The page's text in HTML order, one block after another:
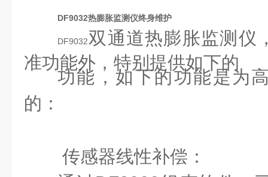
DF9032热膨胀监测仪终身维护
DF9032双通道热膨胀监测仪
准功能外，特别提供如下的
功能，如下的功能是为
的：
传感器线性补偿：